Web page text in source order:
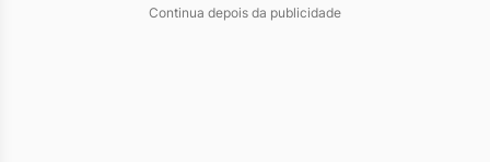
Continua depois da publicidade